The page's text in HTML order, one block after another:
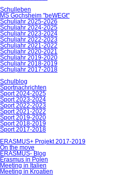
Schulleben
MS Gochsheim "beWEGt"
Schuljahr 2025-2026
Schuljahr 2024-2025
Schuljahr 2023-2024
Schuljahr 2022-2023
Schuljahr 2021-2022
Schuljahr 2020-2021
Schuljahr 2019-2020
Schuljahr 2018-2019
Schuljahr 2017-2018
Schulblog
Sportnachrichten
Sport 2024-2025
Sport 2023-2024
Sport 2022-2023
Sport 2021-2022
Sport 2019-2020
Sport 2018-2019
Sport 2017-2018
ERASMUS+ Projekt 2017-2019
On the move
ERASMUS- Blog
Erasmus in Polen
Meeting in Italien
Meeting in Kroatien